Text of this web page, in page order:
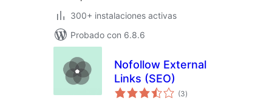
300+ instalaciones activas
Probado con 6.8.6
Nofollow External
Links (SEO)
(3valoraciones
en
)